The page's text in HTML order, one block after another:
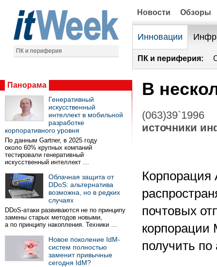
ПК и периферия
Новости Обзоры
Инновации
ПК и периферия:
Панорама
Генеративный
искусственный
интеллект в мобильной
разработке
корпоративного уровня
По данным Gartner, в 2025 году
около 60% крупных компаний
тестировали генеративный
искусственный интеллект …
Облачная защита от
DDoS: альтернатива
возможна, но в редких
случаях
DDoS-атаки развиваются не по принципу
замены старых методов новыми,
а по принципу накопления. Техники …
Новое поколение IdM-
систем полностью
заменит привычные
сегодня IdM?
В
(063)39`1996
источники
Корпорация
почтовых
корпорации
получить